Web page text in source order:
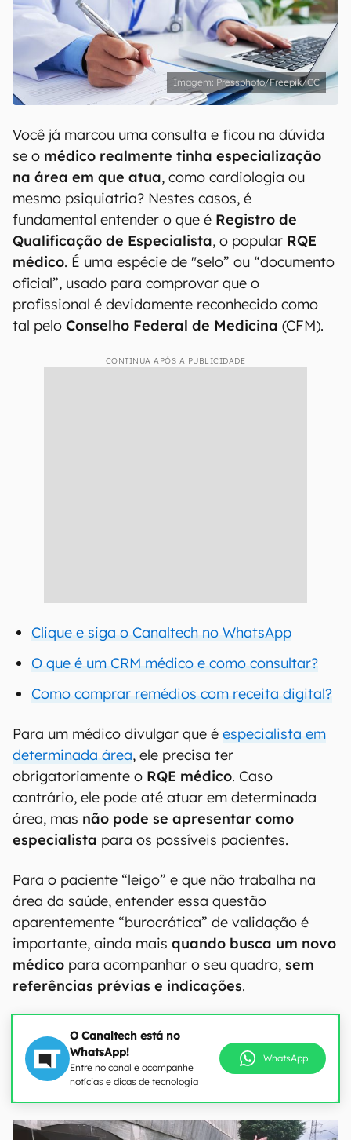
Pressphoto/Freepik/CC
Você já marcou uma consulta e ficou na dúvida
se o médico realmente tinha especialização
na área em que atua, como cardiologia ou
mesmo psiquiatria? Nestes casos, é
fundamental entender o que é Registro de
Qualificação de Especialista, o popular RQE
médico. É uma espécie de "selo” ou “documento
oficial”, usado para comprovar que o
profissional é devidamente reconhecido como
tal pelo Conselho Federal de Medicina (CFM).
CONTINUA APÓS A PUBLICIDADE
Clique e siga o Canaltech no WhatsApp
O que é um CRM médico e como consultar?
Como comprar remédios com receita digital?
Para um médico divulgar que é especialista em
determinada área, ele precisa ter
obrigatoriamente o RQE médico. Caso
contrário, ele pode até atuar em determinada
área, mas não pode se apresentar como
especialista para os possíveis pacientes.
Para o paciente “leigo” e que não trabalha na
área da saúde, entender essa questão
aparentemente “burocrática” de validação é
importante, ainda mais quando busca um novo
médico para acompanhar o seu quadro, sem
referências prévias e indicações.
O Canaltech está no
WhatsApp!
Entre no canal e acompanhe
notícias e dicas de tecnologia
WhatsApp